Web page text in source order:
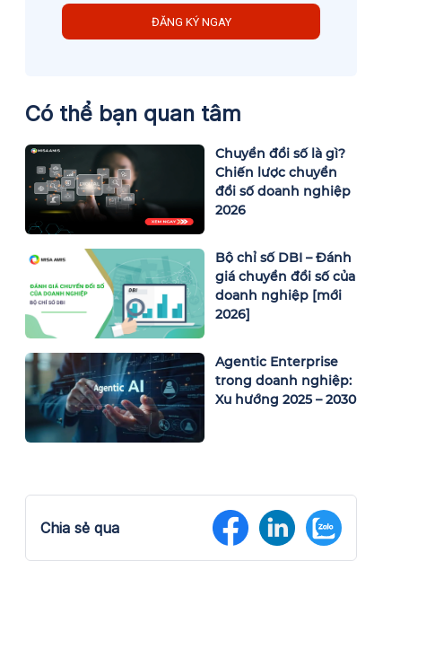
Có thể bạn quan tâm
Chuyển đổi số là gì?
Chiến lược chuyển
đổi số doanh nghiệp
2026
Bộ chỉ số DBI – Đánh
giá chuyển đổi số của
doanh nghiệp [mới
2026]
Agentic Enterprise
trong doanh nghiệp:
Xu hướng 2025 – 2030
Chia sẻ qua